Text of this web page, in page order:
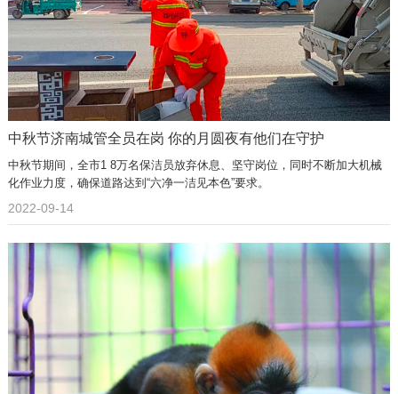
中秋节济南城管全员在岗 你的月圆夜有他们在守护
中秋节期间，全市1 8万名保洁员放弃休息、坚守岗位，同时不断加大机械
化作业力度，确保道路达到“六净一洁见本色”要求。
2022-09-14